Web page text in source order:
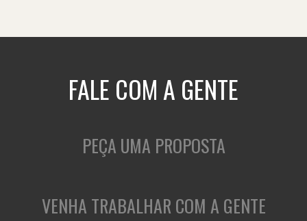
FALE COM A GENTE
PEÇA UMA PROPOSTA
VENHA TRABALHAR COM A GENTE